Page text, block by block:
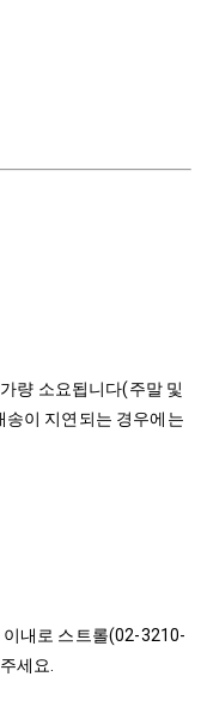
량 소요됩니다(주말 및
송이 지연되는 경우에는
이내로 스트롤(02-3210-
세요.